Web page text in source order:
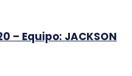
– Equipo: JACKSON